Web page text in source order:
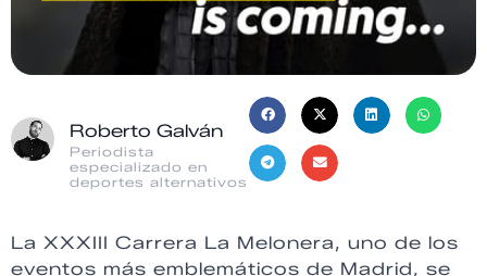
Roberto Galván
Periodista
especializado en
deportes alternativos
La XXXIII Carrera La Melonera, uno de los
eventos más emblemáticos de Madrid, se